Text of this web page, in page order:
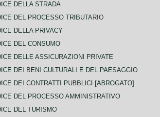
DELLA STRADA
DEL PROCESSO TRIBUTARIO
DELLA PRIVACY
DEL CONSUMO
DELLE ASSICURAZIONI PRIVATE
DEI BENI CULTURALI E DEL PAESAGGIO
DEI CONTRATTI PUBBLICI [ABROGATO]
DEL PROCESSO AMMINISTRATIVO
DEL TURISMO